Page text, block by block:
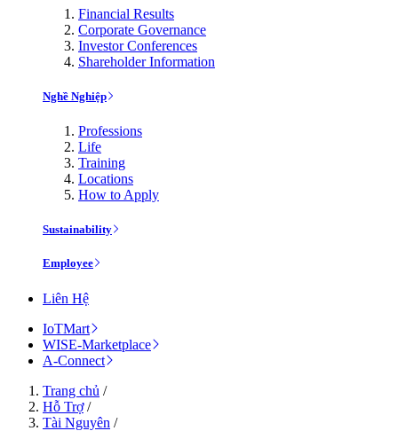
Financial Results
Corporate Governance
Investor Conferences
Shareholder Information
Nghề Nghiệp
Professions
Life
Training
Locations
How to Apply
Sustainability
Employee
Liên Hệ
IoTMart
WISE-Marketplace
A-Connect
Trang chủ /
Hỗ Trợ/
Tài Nguyên /